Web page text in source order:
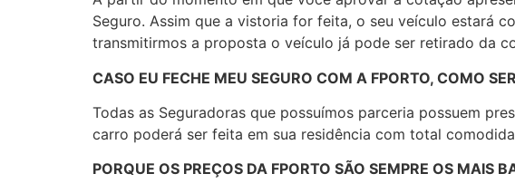
Seguro. Assim que a vistoria for feita, o seu veículo estará
transmitirmos a proposta o veículo já pode ser retirado da
CASO EU FECHE MEU SEGURO COM A FPORTO, COMO
Todas as Seguradoras que possuímos parceria possuem
carro poderá ser feita em sua residência com total
PORQUE OS PREÇOS DA FPORTO SÃO SEMPRE OS MAIS